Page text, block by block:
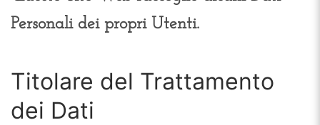
Personali dei propri Utenti.
Titolare del Trattamento
dei Dati